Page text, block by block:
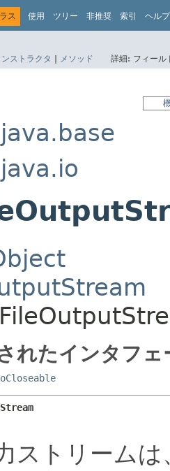
ス 使用 ツリー 非推奨 索引 ヘルプ
ンストラクタ | メソッド 詳細: フィー
java.base
java.io
れたインタフ
ストリームは